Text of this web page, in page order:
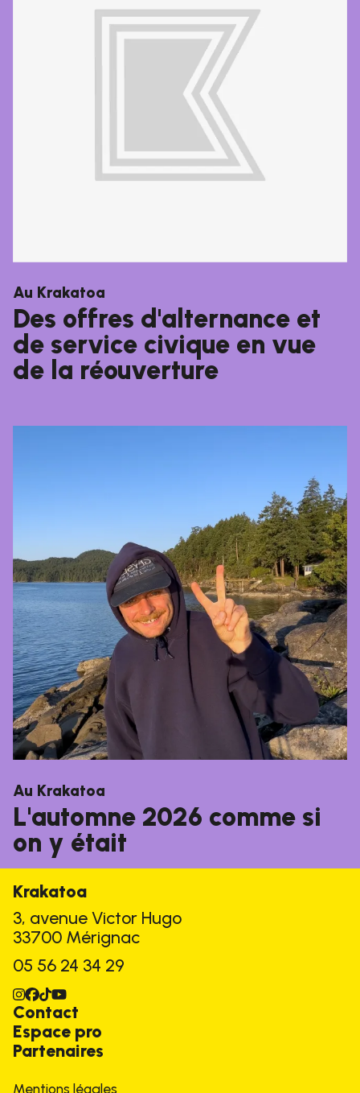
Au Krakatoa
Des offres d'alternance et
de service civique en vue
de la réouverture
Au Krakatoa
L'automne 2026 comme si
on y était
Krakatoa
3, avenue Victor Hugo
33700 Mérignac
05 56 24 34 29
Instagram
Facebook
TikTokYoutube
Contact
Espace pro
Partenaires
Mentions légales